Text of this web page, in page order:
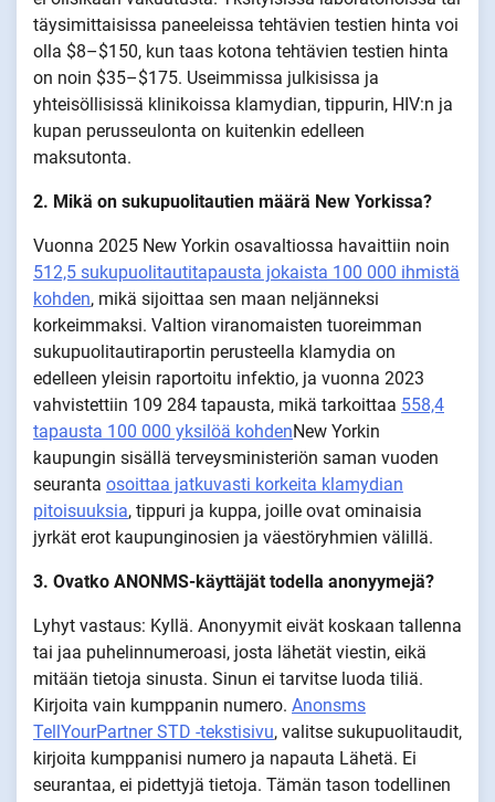
täysimittaisissa paneeleissa tehtävien testien hinta voi
olla $8–$150, kun taas kotona tehtävien testien hinta
on noin $35–$175. Useimmissa julkisissa ja
yhteisöllisissä klinikoissa klamydian, tippurin, HIV:n ja
kupan perusseulonta on kuitenkin edelleen
maksutonta.
2. Mikä on sukupuolitautien määrä New Yorkissa?
Vuonna 2025 New Yorkin osavaltiossa havaittiin noin
512,5 sukupuolitautitapausta jokaista 100 000 ihmistä
kohden, mikä sijoittaa sen maan neljänneksi
korkeimmaksi. Valtion viranomaisten tuoreimman
sukupuolitautiraportin perusteella klamydia on
edelleen yleisin raportoitu infektio, ja vuonna 2023
vahvistettiin 109 284 tapausta, mikä tarkoittaa 558,4
tapausta 100 000 yksilöä kohdenNew Yorkin
kaupungin sisällä terveysministeriön saman vuoden
seuranta osoittaa jatkuvasti korkeita klamydian
pitoisuuksia, tippuri ja kuppa, joille ovat ominaisia
jyrkät erot kaupunginosien ja väestöryhmien välillä.
3. Ovatko ANONMS-käyttäjät todella anonyymejä?
Lyhyt vastaus: Kyllä. Anonyymit eivät koskaan tallenna
tai jaa puhelinnumeroasi, josta lähetät viestin, eikä
mitään tietoja sinusta. Sinun ei tarvitse luoda tiliä.
Kirjoita vain kumppanin numero. Anonsms
TellYourPartner STD -tekstisivu, valitse sukupuolitaudit,
kirjoita kumppanisi numero ja napauta Lähetä. Ei
seurantaa, ei pidettyjä tietoja. Tämän tason todellinen